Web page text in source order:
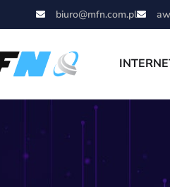
biuro@mfn.com.pl